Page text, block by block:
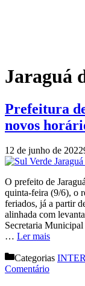
Jaraguá
Prefeitura
novos
12 de junho de 2022
O prefeito de
quinta-feira (9/6), o
feriados, já a partir
alinhada com
Secretaria
… Ler mais
Categorias
Comentário